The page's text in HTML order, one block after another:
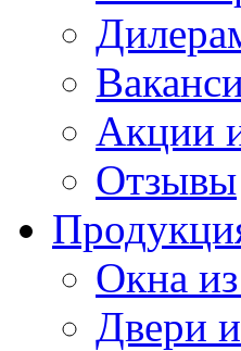
Акции
Отзывы
Окна
Двери